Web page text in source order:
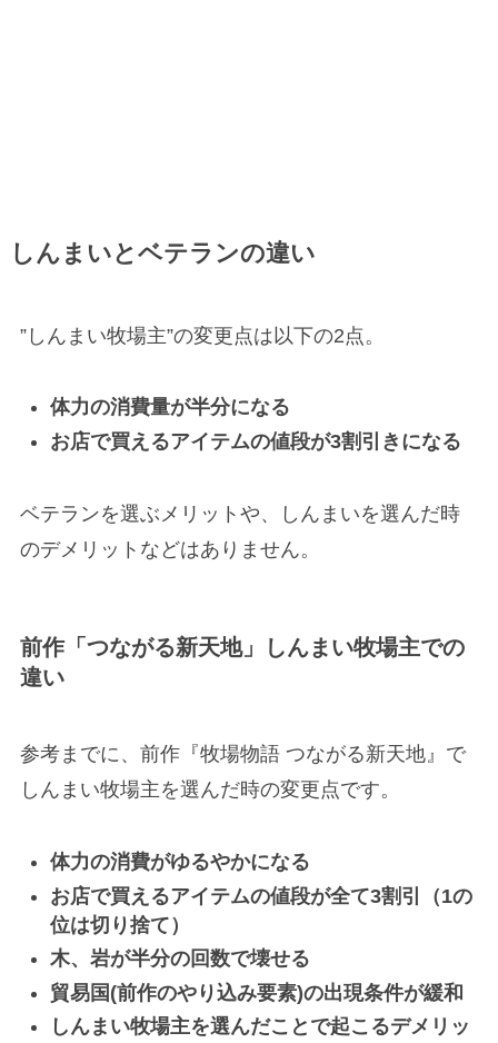
しんまいとベテランの違い
”しんまい牧場主”の変更点は以下の2点。
体力の消費量が半分になる
お店で買えるアイテムの値段が3割引きになる
ベテランを選ぶメリットや、しんまいを選んだ時
のデメリットなどはありません。
前作「つながる新天地」しんまい牧場主での
違い
参考までに、前作『牧場物語 つながる新天地』で
しんまい牧場主を選んだ時の変更点です。
体力の消費がゆるやかになる
お店で買えるアイテムの値段が全て3割引（1の
位は切り捨て）
木、岩が半分の回数で壊せる
貿易国(前作のやり込み要素)の出現条件が緩和
しんまい牧場主を選んだことで起こるデメリッ